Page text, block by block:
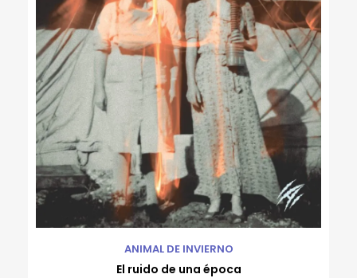
ANIMAL DE INVIERNO
El ruido de una época